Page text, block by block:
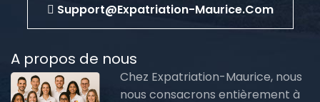
Support@expatriation-Maurice.com
A propos de nous
Chez Expatriation-Maurice, nous
nous consacrons entièrement à